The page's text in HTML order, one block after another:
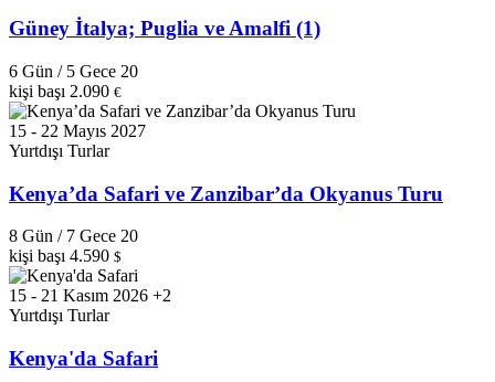
Güney İtalya; Puglia ve Amalfi (1)
6 Gün / 5 Gece 20
kişi başı 2.090 €
15 - 22 Mayıs 2027
Yurtdışı Turlar
Kenya’da Safari ve Zanzibar’da Okyanus Turu
8 Gün / 7 Gece 20
kişi başı 4.590 $
15 - 21 Kasım 2026 +2
Yurtdışı Turlar
Kenya'da Safari